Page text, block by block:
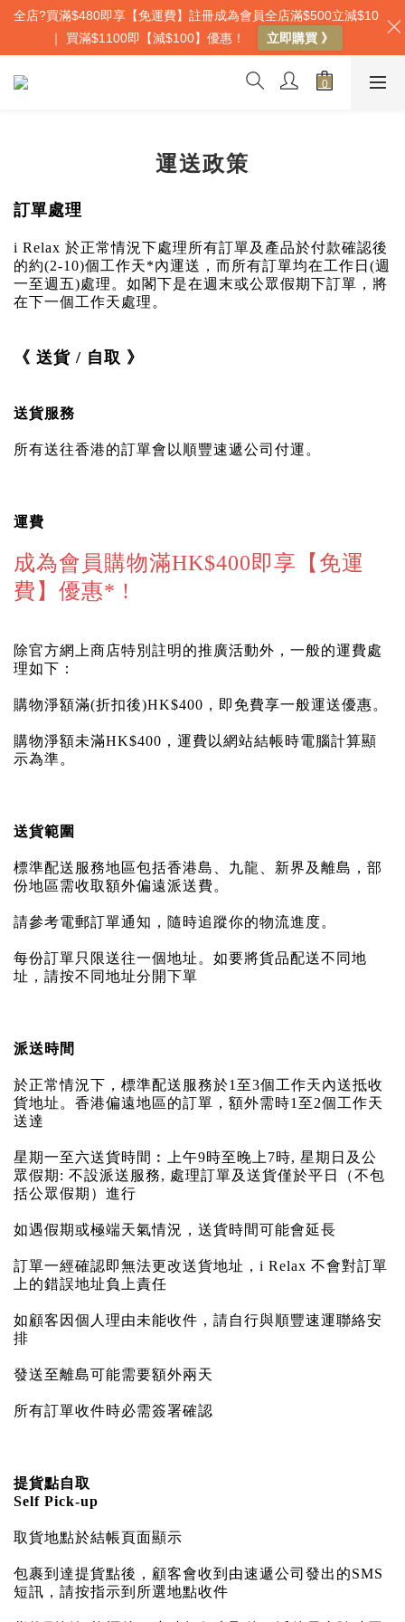
運送政策
訂單處理
i Relax 於正常情況下處理所有訂單及產品於付款確認後
的約(2-10)個工作天*內運送，而所有訂單均在工作日(週
一至週五)處理。如閣下是在週末或公眾假期下訂單，將
在下一個工作天處理。
《 送貨 / 自取 》
送貨服務
所有送往香港的訂單會以順豐速遞公司付運。
運費
成為會員購物滿HK$400即享【免運
費】優惠* !
除官方網上商店特別註明的推廣活動外，一般的運費處
理如下：
購物淨額滿(折扣後)HK$400，即免費享一般運送優惠。
購物淨額未滿HK$400，運費以網站結帳時電腦計算顯
示為準。
送貨範圍
標準配送服務地區包括香港島、九龍、新界及離島，部
份地區需收取額外偏遠派送費。
請參考電郵訂單通知，隨時追蹤你的物流進度。
每份訂單只限送往一個地址。如要將貨品配送不同地
址，請按不同地址分開下單
派送時間
於正常情況下，標準配送服務於1至3個工作天內送抵收
貨地址。香港偏遠地區的訂單，額外需時1至2個工作天
送達
星期一至六送貨時間︰上午9時至晚上7時, 星期日及公
眾假期: 不設派送服務, 處理訂單及送貨僅於平日（不包
括公眾假期）進行
如遇假期或極端天氣情況，送貨時間可能會延長
訂單一經確認即無法更改送貨地址，i Relax 不會對訂單
上的錯誤地址負上責任
如顧客因個人理由未能收件，請自行與順豐速運聯絡安
排
發送至離島可能需要額外兩天
所有訂單收件時必需簽署確認
提貨點自取
Self Pick-up
取貨地點於結帳頁面顯示
包裹到達提貨點後，顧客會收到由速遞公司發出的SMS
短訊，請按指示到所選地點收件
全店?買滿$480即享【免運費】註冊成為會員全店滿$500立減$10
｜ 買滿$1100即【減$100】優惠！
立即購買 》